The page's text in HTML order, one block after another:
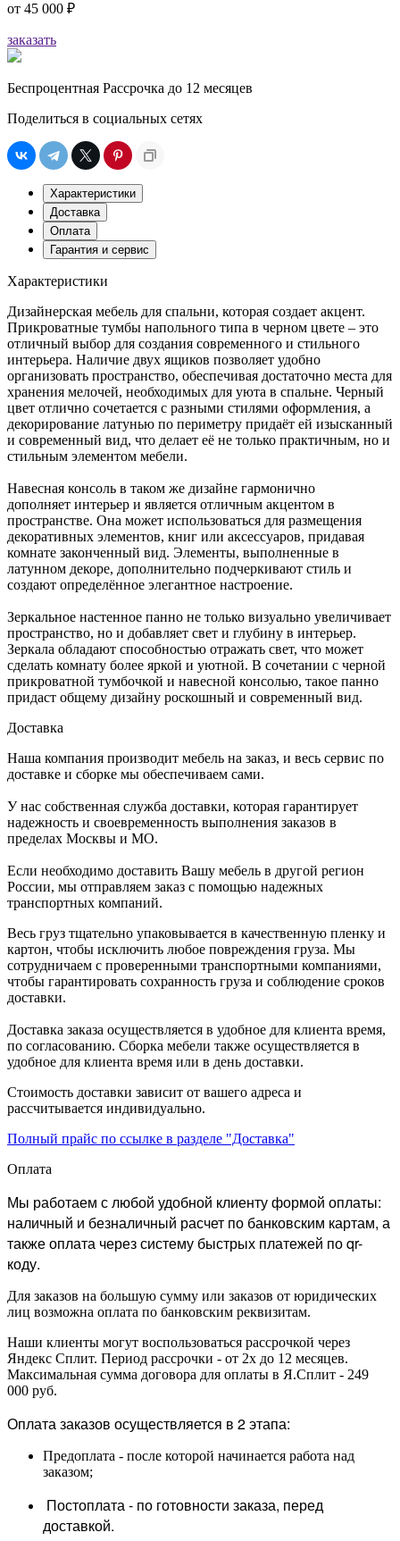
от 45 000 ₽
заказать
Беспроцентная Рассрочка до 12 месяцев
Поделиться в социальных сетях
Характеристики
Доставка
Оплата
Гарантия и сервис
Характеристики
Дизайнерская мебель для спальни, которая создает акцент.
Прикроватные тумбы напольного типа в черном цвете – это
отличный выбор для создания современного и стильного
интерьера. Наличие двух ящиков позволяет удобно
организовать пространство, обеспечивая достаточно места для
хранения мелочей, необходимых для уюта в спальне. Черный
цвет отлично сочетается с разными стилями оформления, а
декорирование латунью по периметру придаёт ей изысканный
и современный вид, что делает её не только практичным, но и
стильным элементом мебели.
Навесная консоль в таком же дизайне гармонично
дополняет интерьер и является отличным акцентом в
пространстве. Она может использоваться для размещения
декоративных элементов, книг или аксессуаров, придавая
комнате законченный вид. Элементы, выполненные в
латунном декоре, дополнительно подчеркивают стиль и
создают определённое элегантное настроение.
Зеркальное настенное панно не только визуально увеличивает
пространство, но и добавляет свет и глубину в интерьер.
Зеркала обладают способностью отражать свет, что может
сделать комнату более яркой и уютной. В сочетании с черной
прикроватной тумбочкой и навесной консолью, такое панно
придаст общему дизайну роскошный и современный вид.
Доставка
Наша компания производит мебель на заказ, и весь сервис по
доставке и сборке мы обеспечиваем сами.
У нас собственная служба доставки, которая гарантирует
надежность и своевременность выполнения заказов в
пределах Москвы и МО.
Если необходимо доставить Вашу мебель в другой регион
России, мы отправляем заказ с помощью надежных
транспортных компаний.
Весь груз тщательно упаковывается в качественную пленку и
картон, чтобы исключить любое повреждения груза. Мы
сотрудничаем с проверенными транспортными компаниями,
чтобы гарантировать сохранность груза и соблюдение сроков
доставки.
Доставка заказа осуществляется в удобное для клиента время,
по согласованию. Сборка мебели также осуществляется в
удобное для клиента время или в день доставки.
Стоимость доставки зависит от вашего адреса и
рассчитывается индивидуально.
Полный прайс по ссылке в разделе "Доставка"
Оплата
Мы работаем с любой удобной клиенту формой оплаты:
наличный и безналичный расчет по банковским картам, а
также оплата через систему быстрых платежей по qr-
коду.
Для заказов на большую сумму или заказов от юридических
лиц возможна оплата по банковским реквизитам.
Наши клиенты могут воспользоваться рассрочкой через
Яндекс Сплит. Период рассрочки - от 2х до 12 месяцев.
Максимальная сумма договора для оплаты в Я.Сплит - 249
000 руб.
Оплата заказов осуществляется в 2 этапа:
Предоплата - после которой начинается работа над
заказом;
Постоплата - по готовности заказа, перед
доставкой.